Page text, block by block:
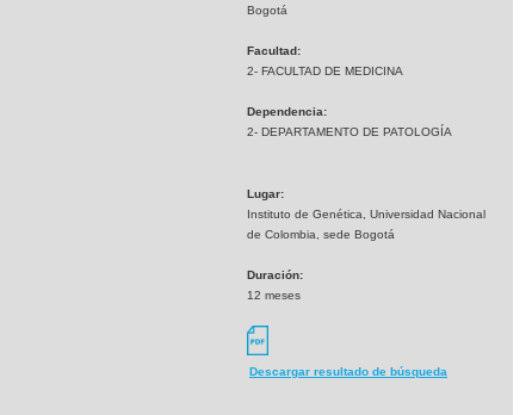
Bogotá
Facultad:
2- FACULTAD DE MEDICINA
Dependencia:
2- DEPARTAMENTO DE PATOLOGÍA
Lugar:
Instituto de Genética, Universidad Nacional
de Colombia, sede Bogotá
Duración:
12 meses
Descargar resultado de búsqueda